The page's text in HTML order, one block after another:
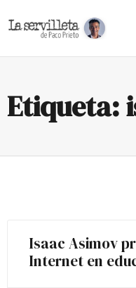
Etiqueta:
Isaac Asimov
Internet en